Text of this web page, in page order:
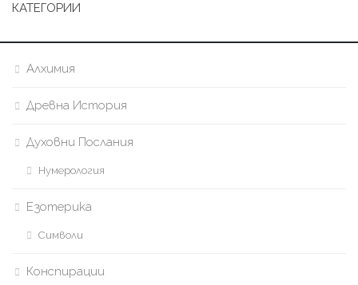
КАТЕГОРИИ
Алхимия
Древна История
Духовни Послания
Нумерология
Езотерика
Символи
Конспирации